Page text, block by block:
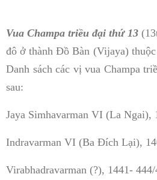
Vua Champa triều đại thứ 13
đô ở thành Đồ Bàn (Vijaya)
Danh sách các vị vua Champa
sau:
Jaya Simhavarman VI (La Ngai),
Indravarman VI (Ba Đích Lại),
Virabhadravarman (?), 1441- 444/